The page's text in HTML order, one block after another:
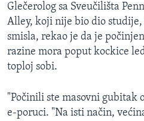
Glečerolog sa Sveučilišta
Alley, koji nije bio dio
smisla, rekao je da je
razine mora poput kockice
toploj sobi.
"Počinili ste masovni gubitak
e-poruci. "Na isti način,